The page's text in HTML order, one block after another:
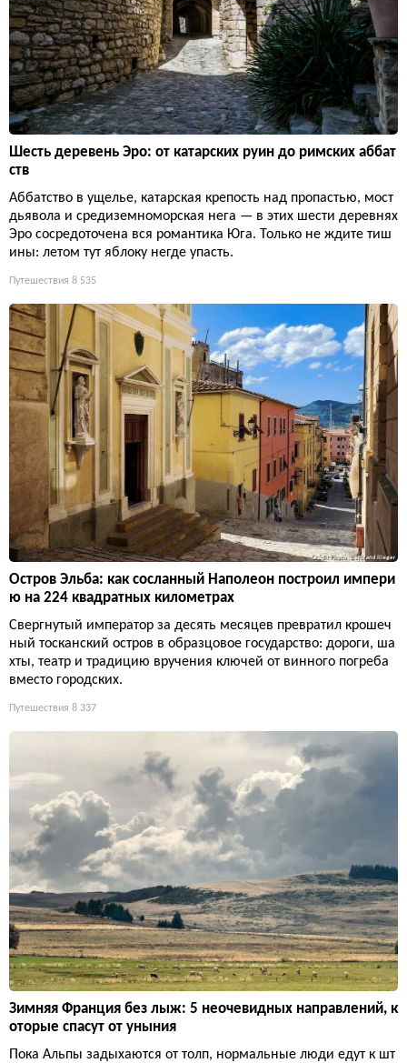
Шесть деревень Эро: от катарских руин до римских аббат
ств
Аббатство в ущелье, катарская крепость над пропастью, мост
дьявола и средиземноморская нега — в этих шести деревнях
Эро сосредоточена вся романтика Юга. Только не ждите тиш
ины: летом тут яблоку негде упасть.
Путешествия 8 535
Остров Эльба: как сосланный Наполеон построил импери
ю на 224 квадратных километрах
Свергнутый император за десять месяцев превратил крошеч
ный тосканский остров в образцовое государство: дороги, ша
хты, театр и традицию вручения ключей от винного погреба
вместо городских.
Путешествия 8 337
Зимняя Франция без лыж: 5 неочевидных направлений, к
оторые спасут от уныния
Пока Альпы задыхаются от толп, нормальные люди едут к шт